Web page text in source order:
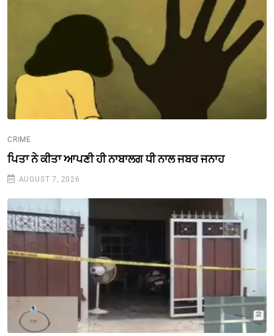
CRIME
ਪਿਤਾ ਨੇ ਕੀਤਾ ਆਪਣੀ ਹੀ ਨਾਬਾਲਗ ਧੀ ਨਾਲ ਜਬਰ ਜਨਾਹ
AUGUST 7, 2026